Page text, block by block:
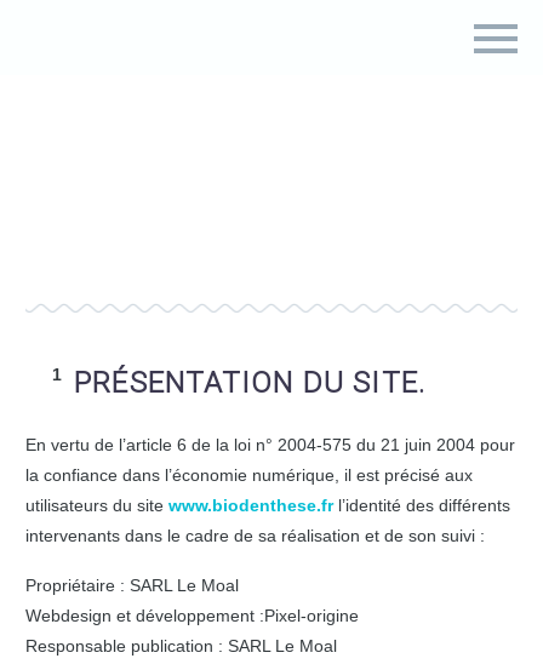
PRÉSENTATION DU SITE.
En vertu de l’article 6 de la loi n° 2004-575 du 21 juin 2004 pour
la confiance dans l’économie numérique, il est précisé aux
utilisateurs du site www.biodenthese.frl’identité des différents
intervenants dans le cadre de sa réalisation et de son suivi :
Propriétaire : SARL Le Moal
Webdesign et développement :Pixel-origine
Responsable publication : SARL Le Moal